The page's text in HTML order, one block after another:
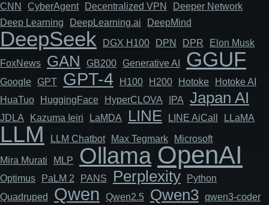
CNN Cyber​​Agent Decentralized VPN
Deeper Network
Deep Learning
DeepLearning.ai DeepMind
DeepSeek DGX H100 DPN DPR
Elon Musk
FoxNews
GAN GB200 Generative AI GGUF
Google GPT GPT-4 H100 H200 Hotoke
Hotoke AI
HuaTuo
HuggingFace HyperCLOVA IPA Japan AI
JDLA Kazuma Ieiri LaMDA LINE LINE AiCall LLaMA
LLM LLM Chatbot Max Tegmark Microsoft
Mira Murati MLP Ollama OpenAI
Optimus PaLM 2 PANS Perplexity
Python
Quadruped
Qwen Qwen2.5 Qwen3 qwen3-coder